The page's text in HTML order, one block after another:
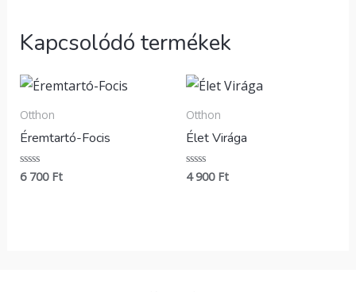
Kapcsolódó termékek
Otthon
Éremtartó-Focis
Értékelés:
6 700 Ft
Otthon
Élet Virága
Értékelés:
4 900 Ft